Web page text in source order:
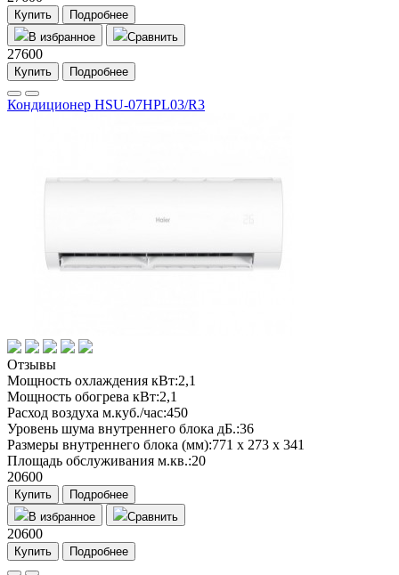
Купить
Подробнее
В избранное
Сравнить
27600
Купить Подробнее
Кондиционер HSU-07HPL03/R3
Отзывы
Мощность охлаждения кВт:2,1
Мощность обогрева кВт:2,1
Расход воздуха м.куб./час:450
Уровень шума внутреннего блока дБ.:36
Размеры внутреннего блока (мм):771 х 273 х 341
Площадь обслуживания м.кв.:20
20600
Купить
Подробнее
В избранное
Сравнить
20600
Купить Подробнее